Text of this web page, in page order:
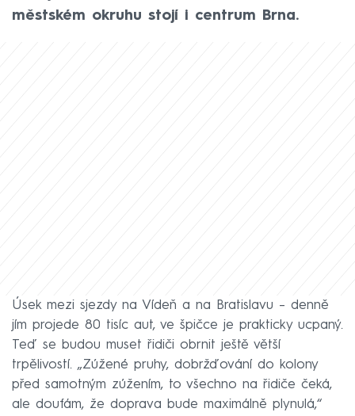
městském okruhu stojí i centrum Brna.
Úsek mezi sjezdy na Vídeň a na Bratislavu – denně
jím projede 80 tisíc aut, ve špičce je prakticky ucpaný.
Teď se budou muset řidiči obrnit ještě větší
trpělivostí. „Zúžené pruhy, dobržďování do kolony
před samotným zúžením, to všechno na řidiče čeká,
ale doufám, že doprava bude maximálně plynulá,“